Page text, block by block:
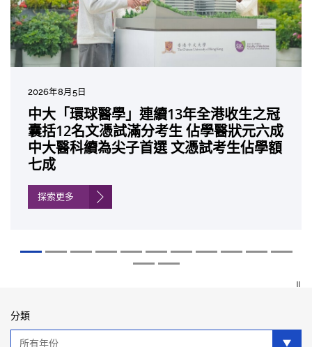
2026年8月5日
中大「環球醫學」連續13年全港收生之冠
囊括12名文憑試滿分考生 佔學醫狀元六成
中大醫科續為尖子首選 文憑試考生佔學額
七成
探索更多
2026年7月10日
中大研發「AI-OCT」系統助測糖尿黃斑水
腫 假陽性轉介個案銳減六成 縮短患者輪
候診症時間
2026年7月10日
中大黃秀娟教授獲頒中國工程界最高榮譽
「光華工程科技獎」 成為今屆醫藥衞生領
域唯一香港學者
2026年7月7日
中大新設「香港中文大學鳳凰獎學金」嘉
許公開試狀元 鼓勵學醫狀元走出課堂放眼
世界 裝備21世紀妙手仁醫
2026年6月29日
中大全新一站式PGT-Plus方案 精準辨識
傳統檢測中複雜基因異常「盲點」 降低人
工受孕流產及異常妊娠風險
2026年6月22日
中大發現青光眼治療新靶點 小鼠實驗證實
可恢復七成視力 有助開創嶄新神經保護療
法
2026年6月17日
中大成功拆解肝癌免疫治療耐藥性機制 揭
一種免疫細胞具「除廢餵食」新功能助癌
細胞耐藥性
2026年6月10日
中大與多名全球專家共同牽頭跨國肺癌研
究 逾半晚期ALK陽性肺癌病人七年無惡化
因特定基因異常而引起的肺癌有望變成
「慢性病」 患者可與病共存
探索更多
2026年6月5日
中大教授陳重娥獲頒「清野裕傑出領袖
獎」 成為本港首名學者榮膺亞洲糖尿病教
研最高榮譽
2026年6月2日
中大匯聚逾200位區域專家 探討私人醫療
保險如何推動全民健康覆蓋
探索更多
2026年5月19日
中大張源津醫生成首位亞洲研究員 榮獲國
際泌尿科權威獎項John K. Lattimer 講座
獎
2026年5月14日
中大取得「從實驗室到臨床應用」研究突
破 初步證實GLP-1藥物可改善嚴重中風康
復情況
分類